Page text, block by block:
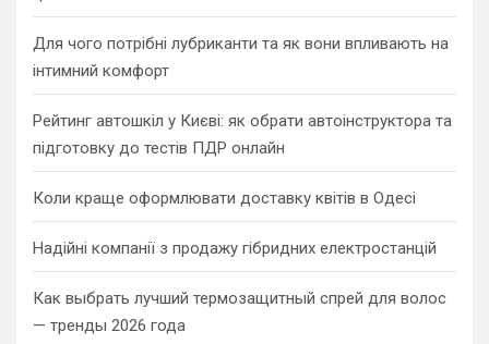
Для чого потрібні лубриканти та як вони впливають на
інтимний комфорт
Рейтинг автошкіл у Києві: як обрати автоінструктора та
підготовку до тестів ПДР онлайн
Коли краще оформлювати доставку квітів в Одесі
Надійні компанії з продажу гібридних електростанцій
Как выбрать лучший термозащитный спрей для волос
— тренды 2026 года